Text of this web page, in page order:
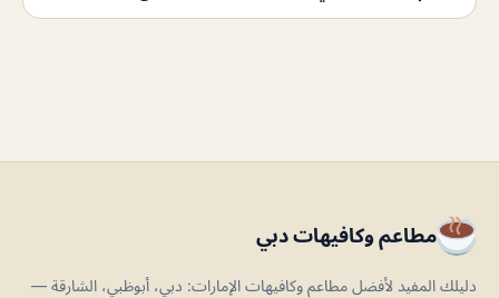
مطاعم وكافيهات دبي
دليلك المفيد لأفضل مطاعم وكافيهات الإمارات: دبي، أبوظبي، الشارقة —